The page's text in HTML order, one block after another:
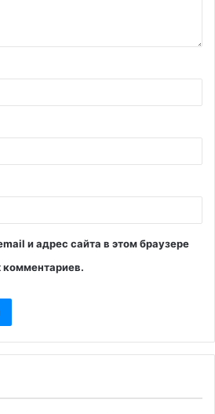
и адрес сайта в этом браузере